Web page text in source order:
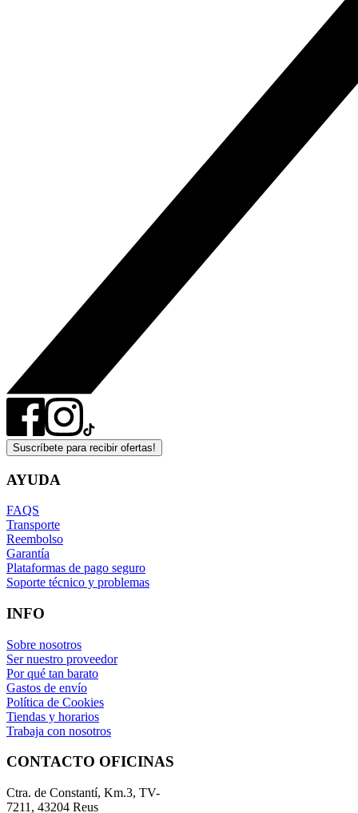
Suscríbete para recibir ofertas!
AYUDA
FAQS
Transporte
Reembolso
Garantía
Plataformas de pago seguro
Soporte técnico y problemas
INFO
Sobre nosotros
Ser nuestro proveedor
Por qué tan barato
Gastos de envío
Política de Cookies
Tiendas y horarios
Trabaja con nosotros
CONTACTO OFICINAS
Ctra. de Constantí, Km.3, TV-
7211, 43204 Reus